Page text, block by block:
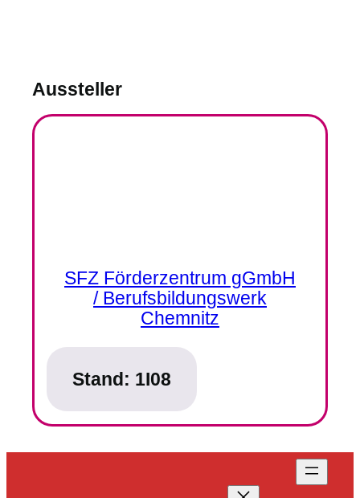
Aussteller
SFZ Förderzentrum gGmbH
/ Berufsbildungswerk
Chemnitz
Stand: 1I08